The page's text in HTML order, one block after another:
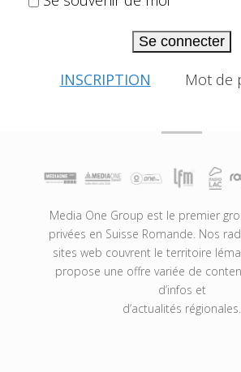
Se connecter
INSCRIPTION Mot de
Media One Group est le premier
privées en Suisse Romande. Nos
sites web couvrent le territoire
propose une offre variée de
d’infos et
d’actualités régionales.